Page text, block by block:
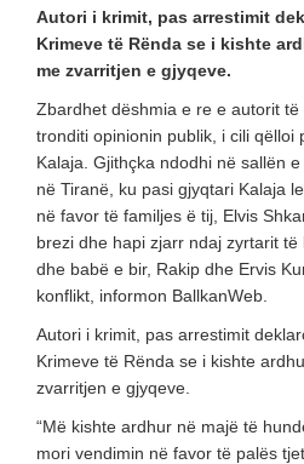
Autori i krimit, pas arrestimit
Krimeve të Rënda se i kishte
me zvarritjen e gjyqeve.
Zbardhet dëshmia e re e autorit
tronditi opinionin publik, i cili qëlloi
Kalaja. Gjithçka ndodhi në sallën
në Tiranë, ku pasi gjyqtari Kalaja
në favor të familjes ë tij, Elvis
brezi dhe hapi zjarr ndaj zyrtarit
dhe babë e bir, Rakip dhe Ervis
konflikt, informon BallkanWeb.
Autori i krimit, pas arrestimit
Krimeve të Rënda se i kishte
zvarritjen e gjyqeve.
“Më kishte ardhur në majë të
mori vendimin në favor të palës